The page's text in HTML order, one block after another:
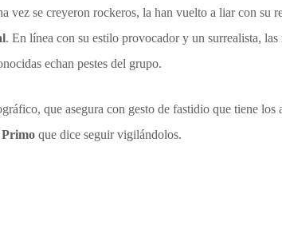
vez se creyeron rockeros, la han vuelto a liar con su
. En línea con su estilo provocador y un surrealista, las
echan pestes del grupo.
que asegura con gesto de fastidio que tiene los
Primo que dice seguir vigilándolos.